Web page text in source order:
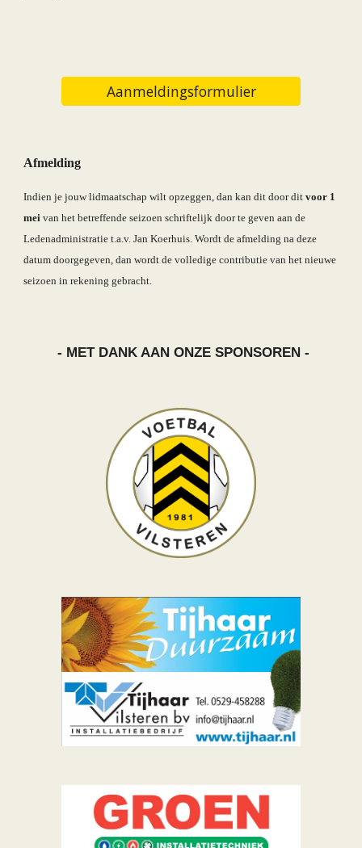
Aanmeldingsformulier
Afmelding
Indien je jouw lidmaatschap wilt opzeggen, dan kan dit door dit voor 1
mei van het betreffende seizoen schriftelijk door te geven aan de
Ledenadministratie t.a.v. Jan Koerhuis. Wordt de afmelding na deze
datum doorgegeven, dan wordt de volledige contributie van het nieuwe
seizoen in rekening gebracht.
- MET DANK AAN ONZE SPONSOREN -